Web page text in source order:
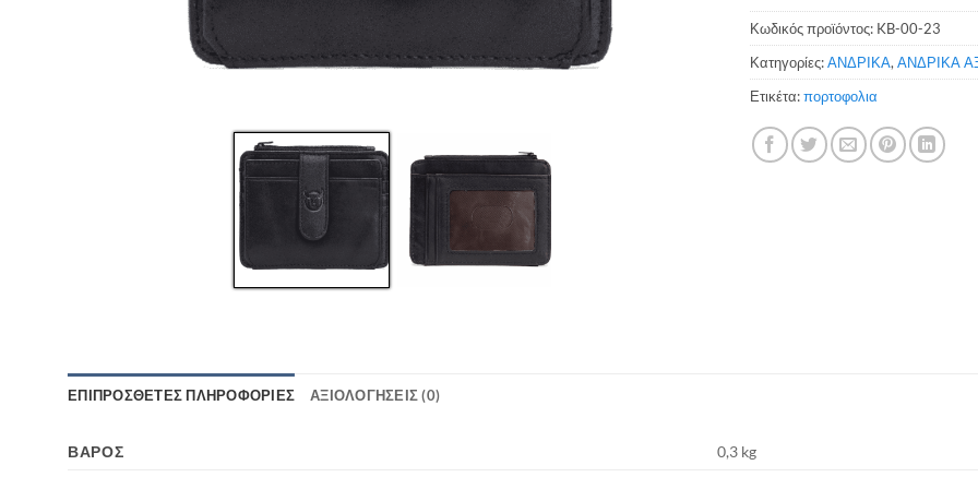
Κωδικός προϊόντος: KB-00-23
Κατηγορίες:ΑΝΔΡΙΚΑ,ΑΝΔΡΙΚΑ
Ετικέτα:πορτοφολια
ΕΠΙΠΡΌΣΘΕΤΕΣ ΠΛΗΡΟΦΟΡΊΕΣ ΑΞΙΟΛΟΓΉΣΕΙΣ (0)
ΒΆΡΟΣ 0,3 kg